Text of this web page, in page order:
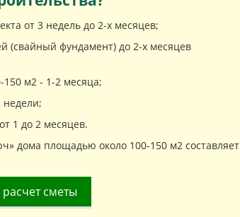
от 3 недель до 2-х месяцев;
(свайный фундамент) до 2-х месяцев
м2 - 1-2 месяца;
1 до 2 месяцев.
дома площадью около 100-150 м2 составляет
сметы